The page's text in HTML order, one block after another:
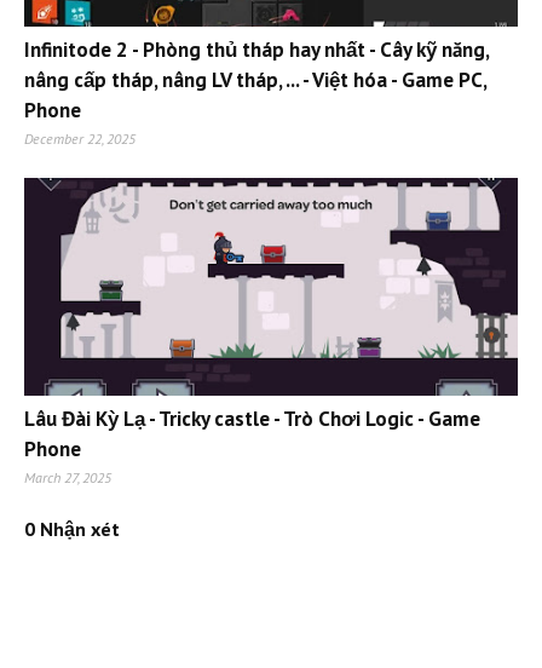
Infinitode 2 - Phòng thủ tháp hay nhất - Cây kỹ năng,
nâng cấp tháp, nâng LV tháp, ... - Việt hóa - Game PC,
Phone
December 22, 2025
Lâu Đài Kỳ Lạ - Tricky castle - Trò Chơi Logic - Game
Phone
March 27, 2025
0 Nhận xét